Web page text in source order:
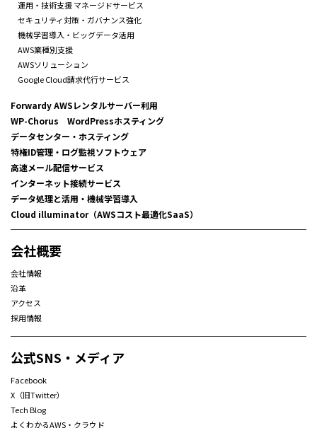
運用・技術支援 マネージドサービス
セキュリティ対策・ガバナンス強化
機械学習導入・ビッグデータ活用
AWS業種別支援
AWSソリューション
Google Cloud請求代行サービス
Forwardy AWSレンタルサーバー利用
WP-Chorus WordPressホスティング
データセンター・ホスティング
特権ID管理・ログ監視ソフトウェア
高速メール配信サービス
インターネット接続サービス
データ処理と活用・機械学習導入
Cloud illuminator（AWSコスト最適化SaaS）
会社概要
会社情報
沿革
アクセス
採用情報
公式SNS・メディア
Facebook
X（旧Twitter）
Tech Blog
よくわかるAWS・クラウド